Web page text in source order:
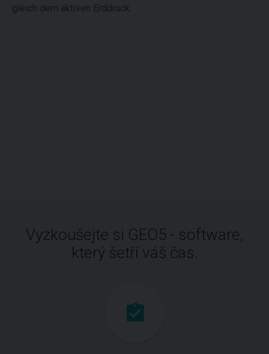
gleich dem aktiven Erddruck.
Vyzkoušejte si GEO5 - software,
který šetří váš čas.